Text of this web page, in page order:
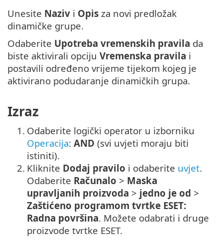
Unesite Naziv i Opis za novi predložak
dinamičke grupe.
Odaberite Upotreba vremenskih pravila da
biste aktivirali opciju Vremenska pravila i
postavili određeno vrijeme tijekom kojeg je
aktivirano podudaranje dinamičkih grupa.
Izraz
1. Odaberite logički operator u izborniku
Operacija: AND (svi uvjeti moraju biti
istiniti).
2. Kliknite Dodaj pravilo i odaberite uvjet.
Odaberite Računalo > Maska
upravljanih proizvoda > jedno je od >
Zaštićeno programom tvrtke ESET:
Radna površina. Možete odabrati i druge
proizvode tvrtke ESET.